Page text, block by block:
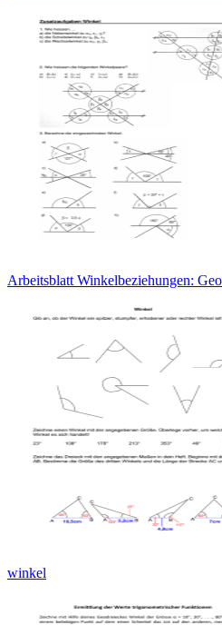
Arbeitsblatt Winkelbeziehungen:
winkel